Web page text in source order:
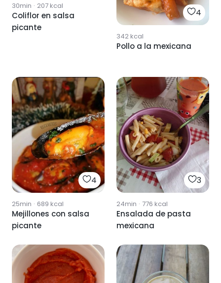
30min · 207kcal
Coliflor en salsa
picante
4
342kcal
Pollo a la mexicana
4
25min · 689 kcal
Mejillones con salsa
picante
3
24min · 776 kcal
Ensalada de pasta
mexicana